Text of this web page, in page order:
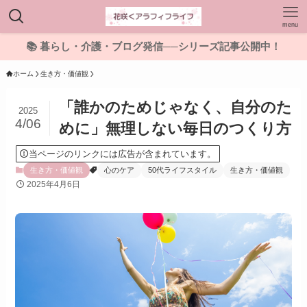
menu
📚 暮らし・介護・ブログ発信──シリーズ記事公開中！
ホーム 生き方・価値観
「誰かのためじゃなく、自分のた
めに」無理しない毎日のつくり方
2025
4/06
当ページのリンクには広告が含まれています。
生き方・価値観 心のケア 50代ライフスタイル 生き方・価値観
2025年4月6日